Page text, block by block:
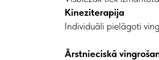
Kineziterapija
Individuāli pielāgoti
Ārstnieciskā